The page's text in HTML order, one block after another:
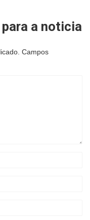
a noticia
Campos